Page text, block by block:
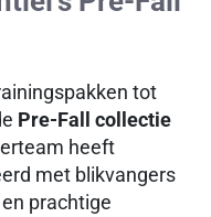
tot
Pre-Fall collectie
heeft
met blikvangers
prachtige